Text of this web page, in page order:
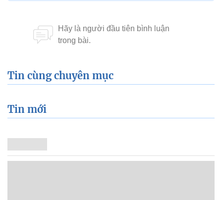
Tin cùng chuyên mục
Tin mới